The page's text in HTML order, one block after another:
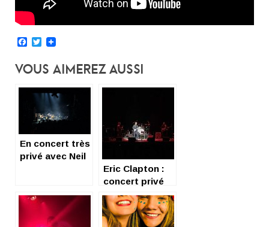
Facebook
Twitter
Vous Aimerez Aussi
En concert très
privé avec Neil
Eric Clapton :
concert privé
exceptionnel à
Mogador